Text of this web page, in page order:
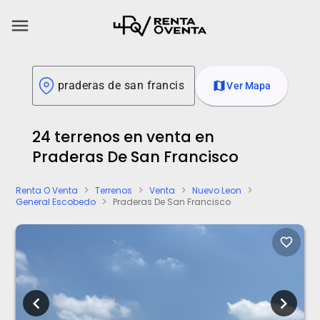
menu
mapVer Mapa
24 terrenos en venta en
Praderas De San Francisco
Renta O Venta chevron_right Terrenos chevron_right Venta chevron_right Nuevo Leon chevron_right
General Escobedo chevron_right Praderas De San Francisco
favorite_border
chevron_left chevron_right